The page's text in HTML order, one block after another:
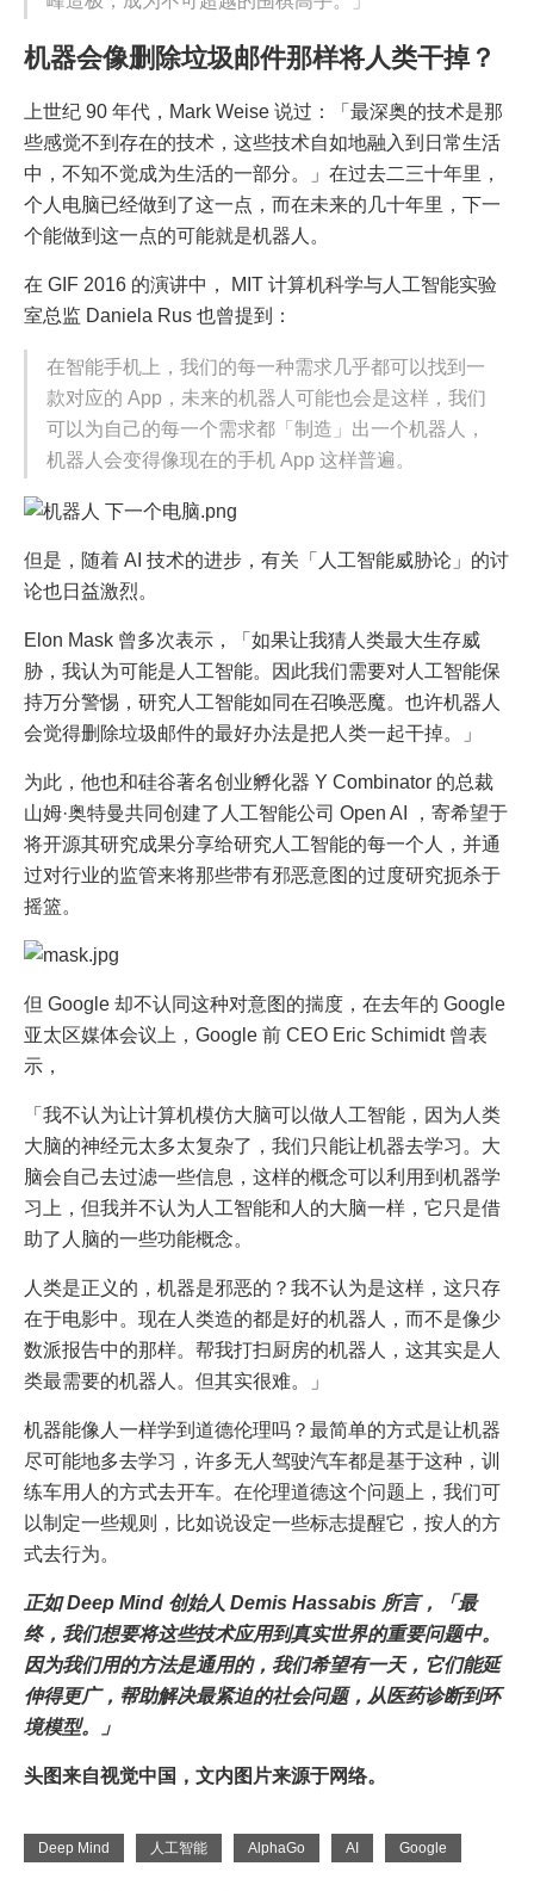
机器会像删除垃圾邮件那样将人类干掉？
上世纪 90 年代，Mark Weise 说过：「最深奥的技术是那
些感觉不到存在的技术，这些技术自如地融入到日常生活
中，不知不觉成为生活的一部分。」在过去二三十年里，
个人电脑已经做到了这一点，而在未来的几十年里，下一
个能做到这一点的可能就是机器人。
在 GIF 2016 的演讲中， MIT 计算机科学与人工智能实验
室总监 Daniela Rus 也曾提到：
在智能手机上，我们的每一种需求几乎都可以找到一
款对应的 App，未来的机器人可能也会是这样，我们
可以为自己的每一个需求都「制造」出一个机器人，
机器人会变得像现在的手机 App 这样普遍。
但是，随着 AI 技术的进步，有关「人工智能威胁论」的讨
论也日益激烈。
Elon Mask 曾多次表示，「如果让我猜人类最大生存威
胁，我认为可能是人工智能。因此我们需要对人工智能保
持万分警惕，研究人工智能如同在召唤恶魔。也许机器人
会觉得删除垃圾邮件的最好办法是把人类一起干掉。」
为此，他也和硅谷著名创业孵化器 Y Combinator 的总裁
山姆·奥特曼共同创建了人工智能公司 Open AI ，寄希望于
将开源其研究成果分享给研究人工智能的每一个人，并通
过对行业的监管来将那些带有邪恶意图的过度研究扼杀于
摇篮。
但 Google 却不认同这种对意图的揣度，在去年的 Google
亚太区媒体会议上，Google 前 CEO Eric Schimidt 曾表
示，
「我不认为让计算机模仿大脑可以做人工智能，因为人类
大脑的神经元太多太复杂了，我们只能让机器去学习。大
脑会自己去过滤一些信息，这样的概念可以利用到机器学
习上，但我并不认为人工智能和人的大脑一样，它只是借
助了人脑的一些功能概念。
人类是正义的，机器是邪恶的？我不认为是这样，这只存
在于电影中。现在人类造的都是好的机器人，而不是像少
数派报告中的那样。帮我打扫厨房的机器人，这其实是人
类最需要的机器人。但其实很难。」
机器能像人一样学到道德伦理吗？最简单的方式是让机器
尽可能地多去学习，许多无人驾驶汽车都是基于这种，训
练车用人的方式去开车。在伦理道德这个问题上，我们可
以制定一些规则，比如说设定一些标志提醒它，按人的方
式去行为。
正如 Deep Mind 创始人 Demis Hassabis 所言，「最
终，我们想要将这些技术应用到真实世界的重要问题中。
因为我们用的方法是通用的，我们希望有一天，它们能延
伸得更广，帮助解决最紧迫的社会问题，从医药诊断到环
境模型。」
头图来自视觉中国，文内图片来源于网络。
Deep Mind 人工智能 AlphaGo AI Google